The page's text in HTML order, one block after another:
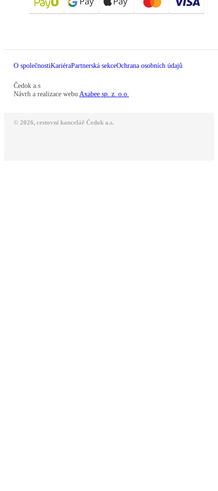
O společnostiKariéraPartnerská sekceOchrana osobních údajů
Čedok a.s
Návrh a realizace webu Axabee sp. z. o.o.
© 2026, cestovní kancelář Čedok a.s.